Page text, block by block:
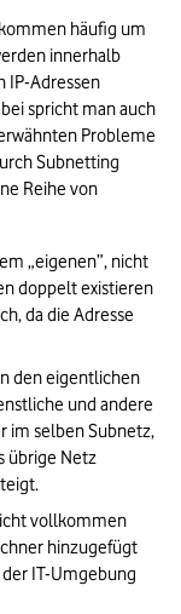
häufig um
innerhalb
IP-Adressen
spricht man auch
Probleme
Subnetting
Reihe von
„eigenen”, nicht
doppelt existieren
da die Adresse
den eigentlichen
und andere
im selben Subnetz,
übrige Netz
vollkommen
hinzugefügt
IT-Umgebung